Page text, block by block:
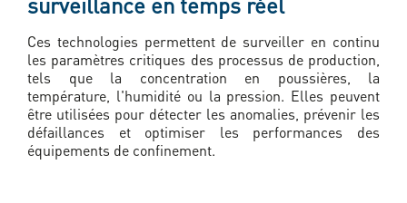
Ces technologies permettent de surveiller en continu
les paramètres critiques des processus de production,
tels que la concentration en poussières, la
température, l'humidité ou la pression. Elles peuvent
être utilisées pour détecter les anomalies, prévenir les
défaillances et optimiser les performances des
équipements de confinement.